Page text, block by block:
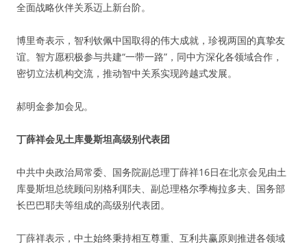
全面战略伙伴关系迈上新台阶。
博里奇表示，智利钦佩中国取得的伟大成就，珍视两国的真挚友
谊。智方愿积极参与共建“一带一路”，同中方深化各领域合作，
密切立法机构交流，推动智中关系实现跨越式发展。
郝明金参加会见。
丁薛祥会见土库曼斯坦高级别代表团
中共中央政治局常委、国务院副总理丁薛祥16日在北京会见由土
库曼斯坦总统顾问别格利耶夫、副总理格尔季梅拉多夫、国务部
长巴巴耶夫等组成的高级别代表团。
丁薛祥表示，中土始终秉持相互尊重、互利共赢原则推进各领域